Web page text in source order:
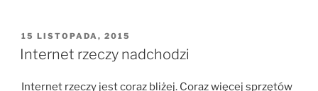
OPUBLIKOWANE
W
15 LISTOPADA, 2015
Internet rzeczy nadchodzi
Internet rzeczy jest coraz bliżej. Coraz więcej sprzętów